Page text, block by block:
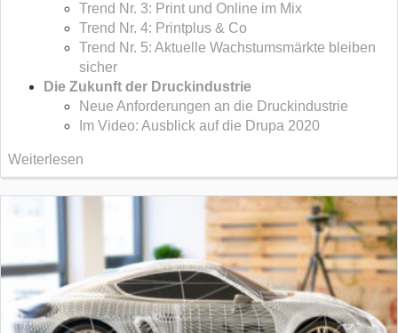
Trend Nr. 3: Print und Online im Mix
Trend Nr. 4: Printplus & Co
Trend Nr. 5: Aktuelle Wachstumsmärkte bleiben
sicher
Die Zukunft der Druckindustrie
Neue Anforderungen an die Druckindustrie
Im Video: Ausblick auf die Drupa 2020
Weiterlesen